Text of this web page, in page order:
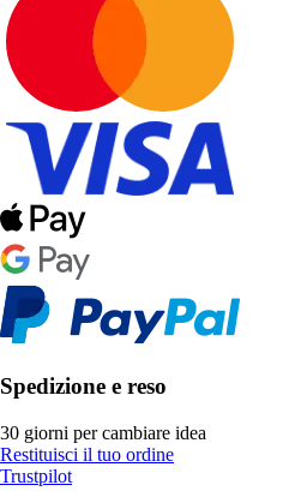
Spedizione e reso
30 giorni per cambiare idea
Restituisci il tuo ordine
Trustpilot